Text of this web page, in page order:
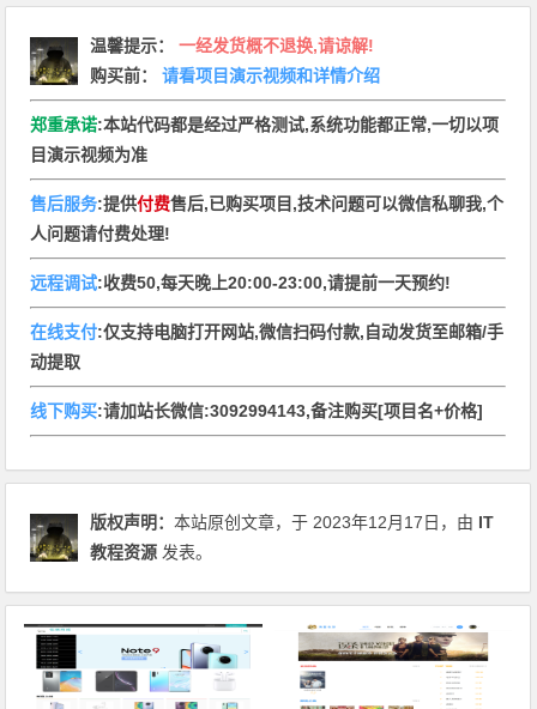
温馨提示：
一经发货概不退换,请谅解!
购买前：
请看项目演示视频和详情介绍
郑重承诺:本站代码都是经过严格测试,系统功能都正常,一切以项
目演示视频为准
售后服务:提供付费售后,已购买项目,技术问题可以微信私聊我,个
人问题请付费处理!
远程调试:收费50,每天晚上20:00-23:00,请提前一天预约!
在线支付:仅支持电脑打开网站,微信扫码付款,自动发货至邮箱/手
动提取
线下购买:请加站长微信:3092994143,备注购买[项目名+价格]
版权声明：本站原创文章，于 2023年12月17日，由 IT
教程资源 发表。